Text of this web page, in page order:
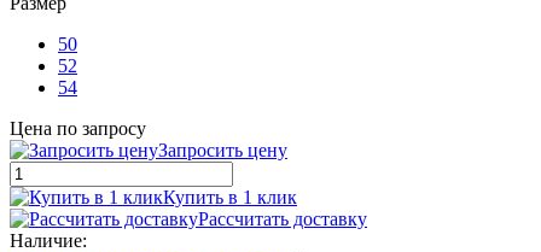
50
52
54
Цена по запросу
Запросить цену
Купить в 1 клик
Рассчитать доставку
Наличие: